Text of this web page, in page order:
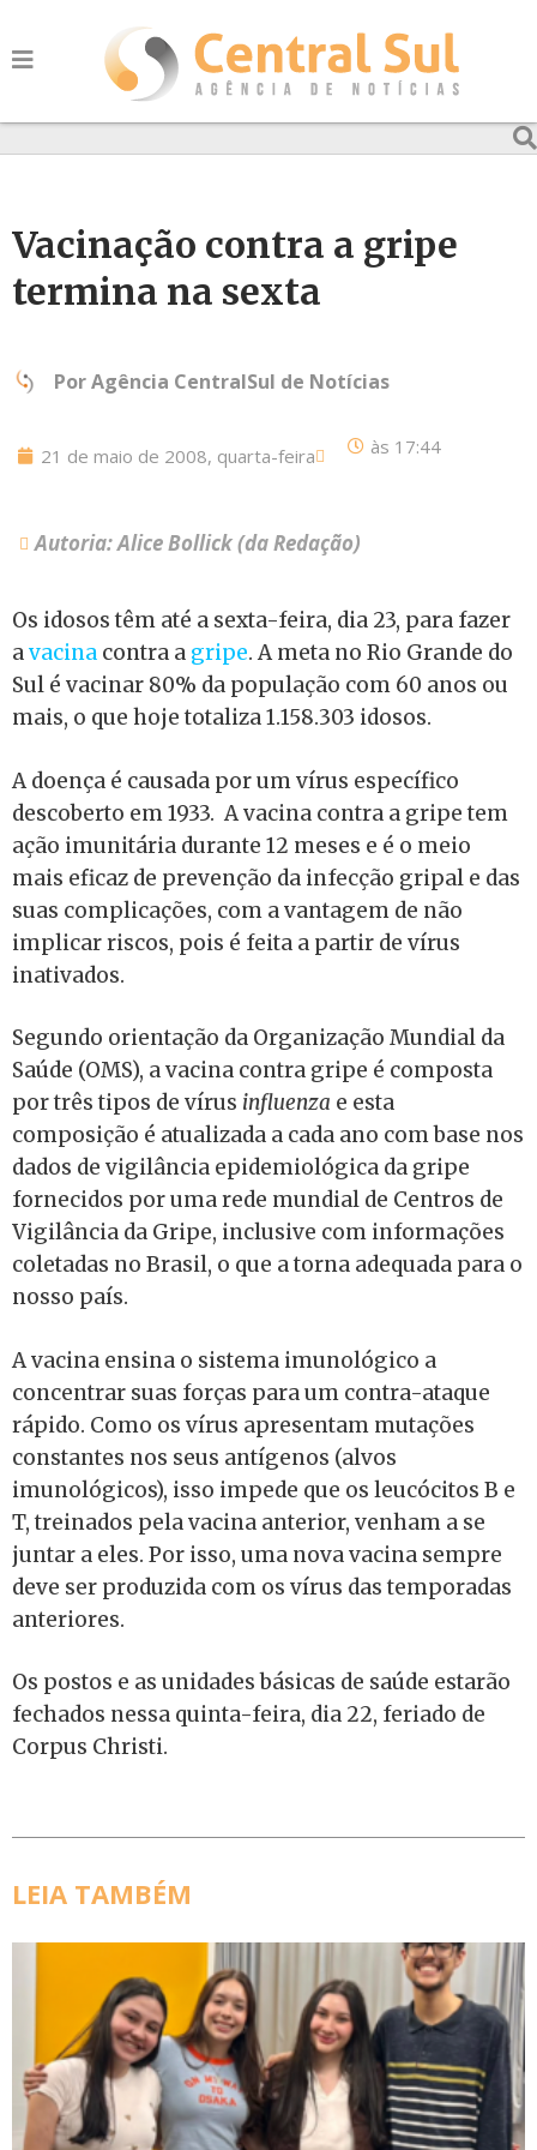
Vacinação contra a gripe
termina na sexta
PorAgência CentralSul de Notícias
21 de maio de 2008, quarta-feira às 17:44
Autoria: Alice Bollick (da Redação)
Os idosos têm até a sexta-feira, dia 23, para fazer
avacina contra a gripe. A meta no Rio Grande do
Sul é vacinar 80% da população com 60 anos ou
mais, o que hoje totaliza 1.158.303 idosos.
A doença é causada por um vírus específico
descoberto em 1933. A vacina contra a gripe tem
ação imunitária durante 12 meses e é o meio
mais eficaz de prevenção da infecção gripal e das
suas complicações, com a vantagem de não
implicar riscos, pois é feita a partir de vírus
inativados.
Segundo orientação da Organização Mundial da
Saúde (OMS), a vacina contra gripe é composta
por três tipos de vírus influenza e esta
composição é atualizada a cada ano com base nos
dados de vigilância epidemiológica da gripe
fornecidos por uma rede mundial de Centros de
Vigilância da Gripe, inclusive com informações
coletadas no Brasil, o que a torna adequada para o
nosso país.
A vacina ensina o sistema imunológico a
concentrar suas forças para um contra-ataque
rápido. Como os vírus apresentam mutações
constantes nos seus antígenos (alvos
imunológicos), isso impede que os leucócitos B e
T, treinados pela vacina anterior, venham a se
juntar a eles. Por isso, uma nova vacina sempre
deve ser produzida com os vírus das temporadas
anteriores.
Os postos e as unidades básicas de saúde estarão
fechados nessa quinta-feira, dia 22, feriado de
Corpus Christi.
LEIA TAMBÉM